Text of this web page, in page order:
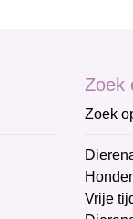
Zoek
Zoek
Vrije